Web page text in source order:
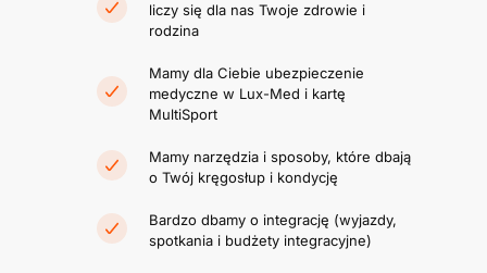
liczy się dla nas Twoje zdrowie i
rodzina
Mamy dla Ciebie ubezpieczenie
medyczne w Lux-Med i kartę
MultiSport
Mamy narzędzia i sposoby, które dbają
o Twój kręgosłup i kondycję
Bardzo dbamy o integrację (wyjazdy,
spotkania i budżety integracyjne)